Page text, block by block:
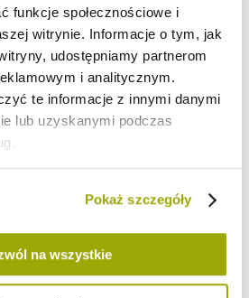
funkcje społecznościowe i
witrynie. Informacje o tym, jak
udostępniamy partnerom
i analitycznym.
te informacje z innymi danymi
lub uzyskanymi podczas
Pokaż szczegóły
na wszystkie
,lodyautor:Diana Kowalczyk